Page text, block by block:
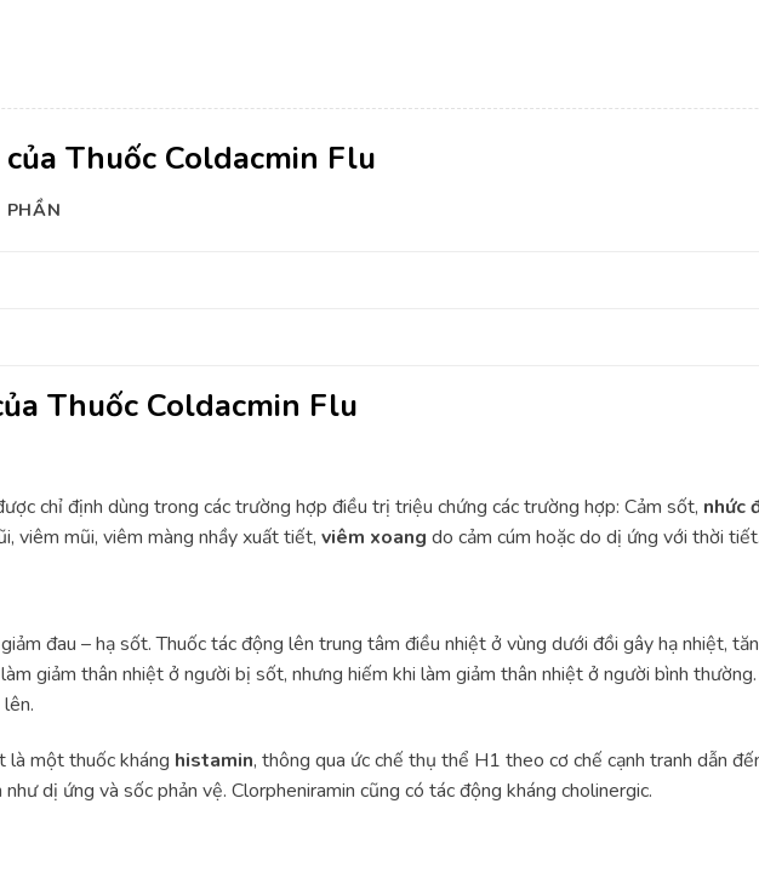
Thuốc Coldacmin Flu
PHẦN
Thuốc Coldacmin Flu
chỉ định dùng trong các trường hợp điều trị triệu chứng các trường hợp: Cảm sốt, nhức
viêm mũi, viêm màng nhầy xuất tiết, viêm xoang do cảm cúm hoặc do dị ứng với thời tiết.
đau – hạ sốt. Thuốc tác động lên trung tâm điều nhiệt ở vùng dưới đồi gây hạ nhiệt,
giảm thân nhiệt ở người bị sốt, nhưng hiếm khi làm giảm thân nhiệt ở người bình
là một thuốc kháng histamin, thông qua ức chế thụ thể H1 theo cơ chế cạnh tranh dẫn
như dị ứng và sốc phản vệ. Clorpheniramin cũng có tác động kháng cholinergic.